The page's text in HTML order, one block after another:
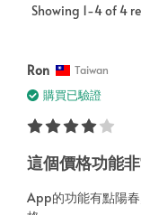
Showing 1-4 of 4
Ron Taiwan
購買已驗證
這個價格功能
App的功能有點陽